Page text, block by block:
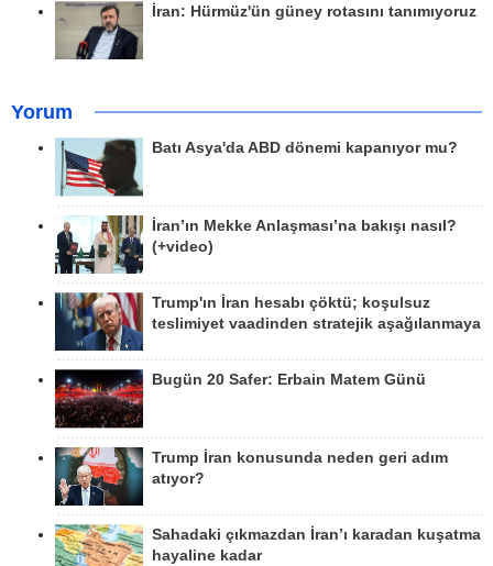
İran: Hürmüz'ün güney rotasını tanımıyoruz
Yorum
Batı Asya'da ABD dönemi kapanıyor mu?
İran’ın Mekke Anlaşması’na bakışı nasıl?
(+video)
Trump'ın İran hesabı çöktü; koşulsuz
teslimiyet vaadinden stratejik aşağılanmaya
Bugün 20 Safer: Erbain Matem Günü
Trump İran konusunda neden geri adım
atıyor?
Sahadaki çıkmazdan İran’ı karadan kuşatma
hayaline kadar